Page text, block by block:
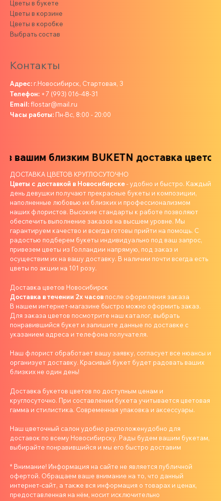
Цветы в букете
Цветы в корзине
Цветы в коробке
Выбрать состав
Контакты
Адрес: г.Новосибирск, Стартовая, 3
Телефон: +7 (993) 016-48-31
Email:flostar@mail.ru
Часы работы: Пн-Вс, 8:00 - 20:00
вашим близкимBUKETN доставка цветов
ДОСТАВКА ЦВЕТОВ КРУГЛОСУТОЧНО
Цветы с доставкой в Новосибирске- удобно и быстро. Каждый
день девушки получают прекрасные букеты и композиции,
наполненные любовью их близких и профессионализмом
наших флористов. Высокие стандарты к работе позволяют
обеспечить выполнение заказов на высшем уровне. Мы
гарантируем качество и всегда готовы прийти на помощь. С
радостью подберем букеты индивидуально под ваш запрос,
привезем цветы из Голландии напрямую, под заказ и
осуществим их на вашу доставку. В наличии почти всегда есть
цветы по акции на 101 розу.
Доставка цветов Новосибирск
Доставка в течении 2х часов после оформления заказа
В нашем интернет-магазине быстро можно оформить заказ.
Для заказа цветов посмотрите наш каталог, выбрать
понравившийся букет и запишите данные по доставке с
указанием адреса и телефона получателя.
Наш флорист обработает вашу заявку, согласует все нюансы и
организует доставку. Красивый букет будет радовать ваших
близких не один день!
Доставка букетов цветов по доступным ценам и
круглосуточно. При составлении букета учитывается цветовая
гамма и стилистика. Современная упаковка и аксессуары.
Наш цветочный салон удобно расположенудобно для
доставок по всему Новосибирску. Рады будем вашим букетам,
выбирайте понравившийся и мы его быстро доставим
* Внимание! Информация на сайте не является публичной
офертой. Обращаем ваше внимание на то, что данный
интернет-сайт, а также вся информация о товарах и ценах,
предоставленная на нём, носит исключительно